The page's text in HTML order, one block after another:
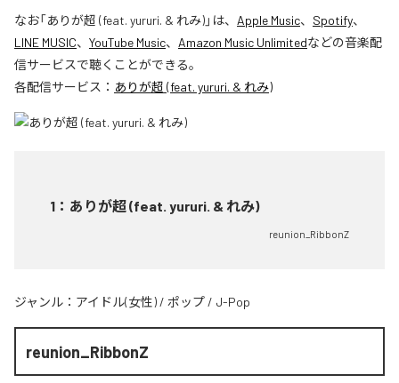
なお「ありが超 (feat. yururi. & れみ)」は、 Apple Music、 Spotify、
LINE MUSIC、 YouTube Music、 Amazon Music Unlimitedなどの音楽配
信サービスで聴くことができる。
各配信サービス： ありが超 (feat. yururi. & れみ)
1 ： ありが超 (feat. yururi. & れみ)
reunion_RibbonZ
ジャンル： アイドル(女性) / ポップ / J-Pop
reunion_RibbonZ